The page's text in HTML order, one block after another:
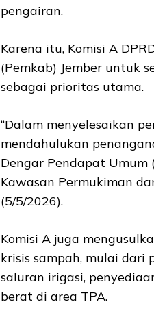
pengairan.
Karena itu, Komisi A
(Pemkab) Jember untuk
sebagai prioritas utama.
“Dalam menyelesaikan
mendahulukan
Dengar Pendapat Umum
Kawasan Permukiman
(5/5/2026).
Komisi A juga
krisis sampah, mulai dari
saluran irigasi,
berat di area TPA.